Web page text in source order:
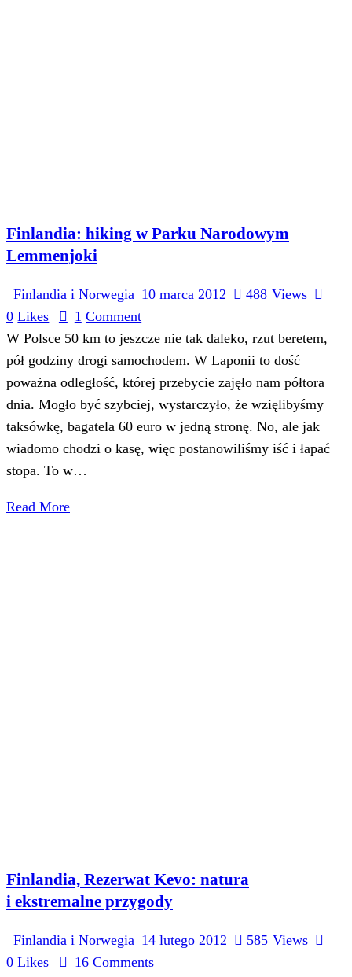
Finlandia: hiking w Parku Narodowym
Lemmenjoki
Finlandia i Norwegia 10 marca 2012 488 Views
0 Likes 1 Comment
W Polsce 50 km to jeszcze nie tak daleko, rzut beretem,
pół godziny drogi samochodem. W Laponii to dość
poważna odległość, której przebycie zajęło nam półtora
dnia. Mogło być szybciej, wystarczyło, że wzięlibyśmy
taksówkę, bagatela 60 euro w jedną stronę. No, ale jak
wiadomo chodzi o kasę, więc postanowiliśmy iść i łapać
stopa. To w…
Read More
Finlandia, Rezerwat Kevo: natura
i ekstremalne przygody
Finlandia i Norwegia 14 lutego 2012 585 Views
0 Likes 16 Comments